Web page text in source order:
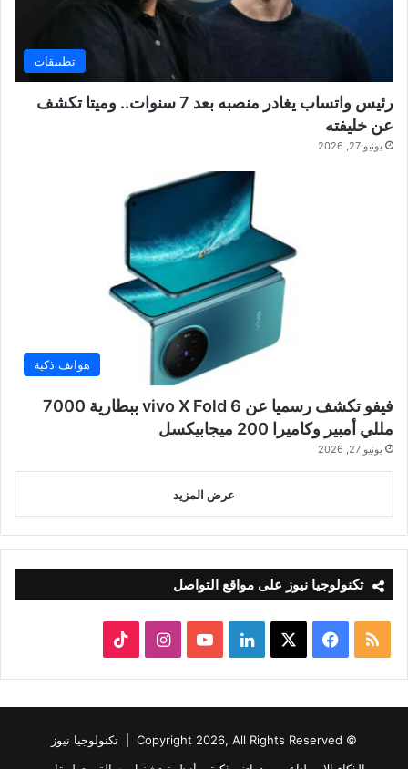
تطبيقات
رئيس واتساب يغادر منصبه بعد 7 سنوات.. وميتا تكشف
عن خليفته
يونيو 27, 2026
هواتف ذكية
فيفو تكشف رسميا عن vivo X Fold 6 ببطارية 7000
مللي أمبير وكاميرا 200 ميجابيكسل
يونيو 27, 2026
عرض المزيد
تكنولوجيا نيوز على مواقع التواصل
ملخص
الموقع
RSS
فيسبوك لينكدإن‫YouTubeانستقرام
© Copyright 2026, All Rights Reserved |
تكنولوجيا نيوز